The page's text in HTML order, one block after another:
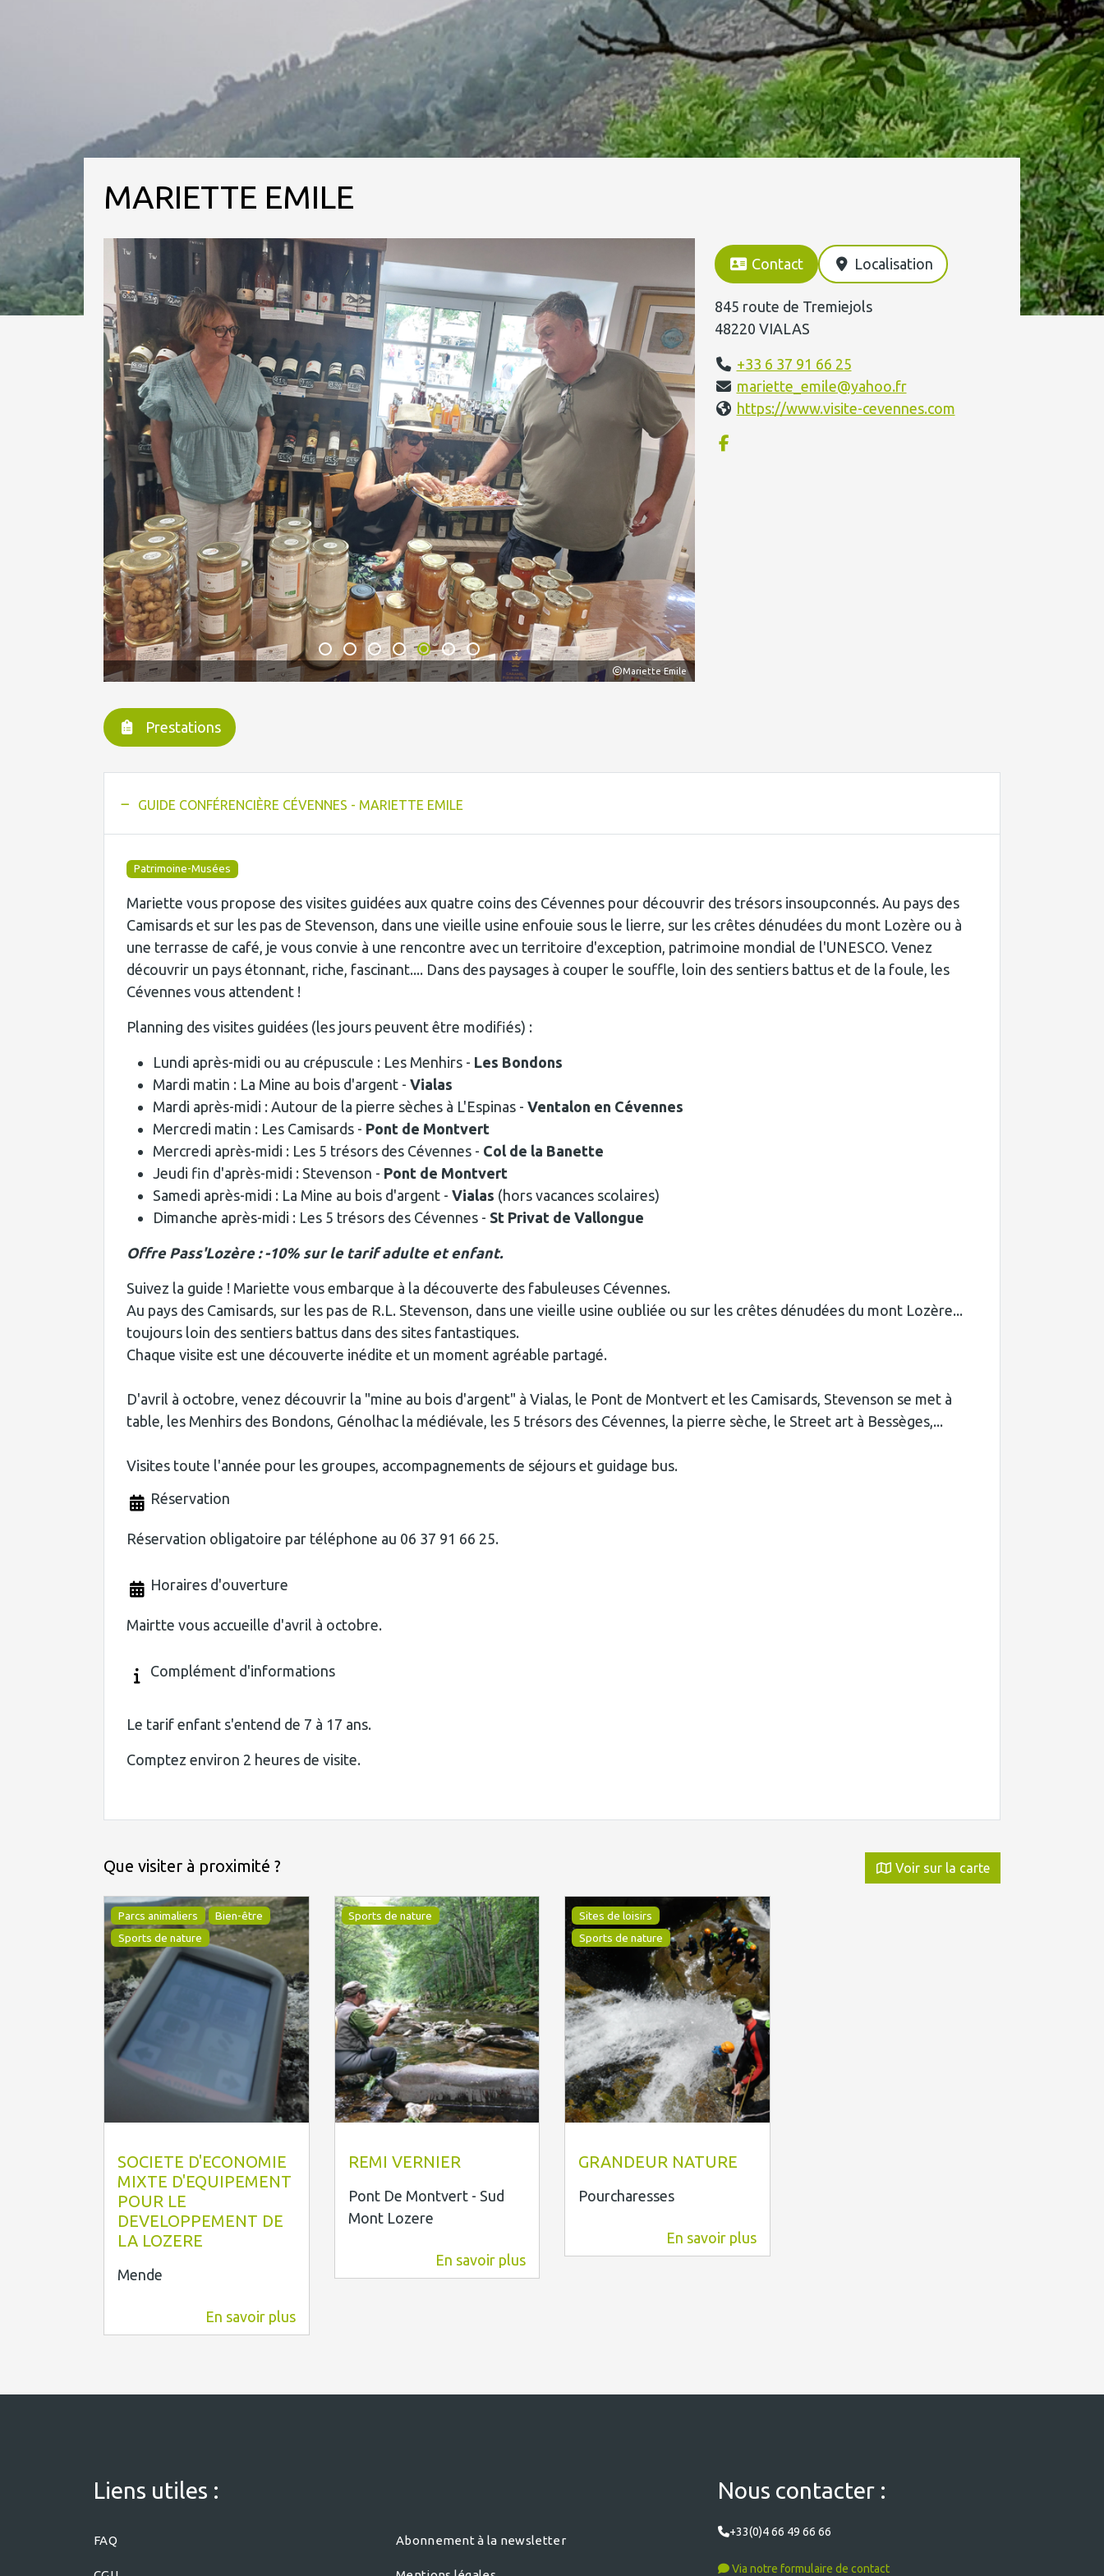
MARIETTE EMILE
Mariette Emile
Contact Localisation
845 route de Tremiejols
48220 VIALAS
+33 6 37 91 66 25
mariette_emile@yahoo.fr
https://www.visite-cevennes.com
Prestations
GUIDE CONFÉRENCIÈRE CÉVENNES - MARIETTE EMILE
Patrimoine-Musées
Mariette vous propose des visites guidées aux quatre coins des Cévennes pour découvrir des trésors insoupconnés. Au pays des
Camisards et sur les pas de Stevenson, dans une vieille usine enfouie sous le lierre, sur les crêtes dénudées du mont Lozère ou à
une terrasse de café, je vous convie à une rencontre avec un territoire d'exception, patrimoine mondial de l'UNESCO. Venez
découvrir un pays étonnant, riche, fascinant.... Dans des paysages à couper le souffle, loin des sentiers battus et de la foule, les
Cévennes vous attendent !
Planning des visites guidées (les jours peuvent être modifiés) :
Lundi après-midi ou au crépuscule : Les Menhirs - Les Bondons
Mardi matin : La Mine au bois d'argent - Vialas
Mardi après-midi : Autour de la pierre sèches à L'Espinas - Ventalon en Cévennes
Mercredi matin : Les Camisards - Pont de Montvert
Mercredi après-midi : Les 5 trésors des Cévennes - Col de la Banette
Jeudi fin d'après-midi : Stevenson - Pont de Montvert
Samedi après-midi : La Mine au bois d'argent - Vialas (hors vacances scolaires)
Dimanche après-midi : Les 5 trésors des Cévennes - St Privat de Vallongue
Offre Pass'Lozère : -10% sur le tarif adulte et enfant.
Suivez la guide ! Mariette vous embarque à la découverte des fabuleuses Cévennes.
Au pays des Camisards, sur les pas de R.L. Stevenson, dans une vieille usine oubliée ou sur les crêtes dénudées du mont Lozère...
toujours loin des sentiers battus dans des sites fantastiques.
Chaque visite est une découverte inédite et un moment agréable partagé.
D'avril à octobre, venez découvrir la "mine au bois d'argent" à Vialas, le Pont de Montvert et les Camisards, Stevenson se met à
table, les Menhirs des Bondons, Génolhac la médiévale, les 5 trésors des Cévennes, la pierre sèche, le Street art à Bessèges,...
Visites toute l'année pour les groupes, accompagnements de séjours et guidage bus.
Réservation
Réservation obligatoire par téléphone au 06 37 91 66 25.
Horaires d'ouverture
Mairtte vous accueille d'avril à octobre.
Complément d'informations
Le tarif enfant s'entend de 7 à 17 ans.
Comptez environ 2 heures de visite.
Que visiter à proximité ? Voir sur la carte
Parcs animaliers
Bien-être
Sports de nature
SOCIETE D'ECONOMIE
MIXTE D'EQUIPEMENT
POUR LE
DEVELOPPEMENT DE
LA LOZERE
Mende
En savoir plus
Sports de nature
REMI VERNIER
Pont De Montvert - Sud
Mont Lozere
En savoir plus
Sites de loisirs
Sports de nature
GRANDEUR NATURE
Pourcharesses
En savoir plus
Liens utiles :
FAQ Abonnement à la newsletter
Nous contacter :
+33(0)4 66 49 66 66
Via notre formulaire de contact